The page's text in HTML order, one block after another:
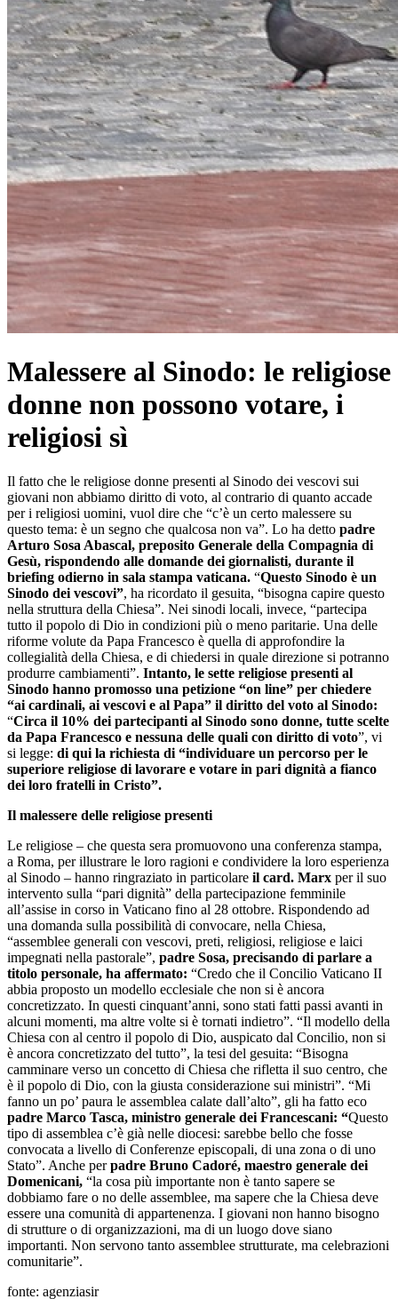
Malessere al Sinodo: le religiose
donne non possono votare, i
religiosi sì
Il fatto che le religiose donne presenti al Sinodo dei vescovi sui
giovani non abbiamo diritto di voto, al contrario di quanto accade
per i religiosi uomini, vuol dire che “c’è un certo malessere su
questo tema: è un segno che qualcosa non va”. Lo ha detto padre
Arturo Sosa Abascal, preposito Generale della Compagnia di
Gesù, rispondendo alle domande dei giornalisti, durante il
briefing odierno in sala stampa vaticana. “Questo Sinodo è un
Sinodo dei vescovi”, ha ricordato il gesuita, “bisogna capire questo
nella struttura della Chiesa”. Nei sinodi locali, invece, “partecipa
tutto il popolo di Dio in condizioni più o meno paritarie. Una delle
riforme volute da Papa Francesco è quella di approfondire la
collegialità della Chiesa, e di chiedersi in quale direzione si potranno
produrre cambiamenti”. Intanto, le sette religiose presenti al
Sinodo hanno promosso una petizione “on line” per chiedere
“ai cardinali, ai vescovi e al Papa” il diritto del voto al Sinodo:
“Circa il 10% dei partecipanti al Sinodo sono donne, tutte scelte
da Papa Francesco e nessuna delle quali con diritto di voto”, vi
si legge: di qui la richiesta di “individuare un percorso per le
superiore religiose di lavorare e votare in pari dignità a fianco
dei loro fratelli in Cristo”.
Il malessere delle religiose presenti
Le religiose – che questa sera promuovono una conferenza stampa,
a Roma, per illustrare le loro ragioni e condividere la loro esperienza
al Sinodo – hanno ringraziato in particolare il card. Marx per il suo
intervento sulla “pari dignità” della partecipazione femminile
all’assise in corso in Vaticano fino al 28 ottobre. Rispondendo ad
una domanda sulla possibilità di convocare, nella Chiesa,
“assemblee generali con vescovi, preti, religiosi, religiose e laici
impegnati nella pastorale”, padre Sosa, precisando di parlare a
titolo personale, ha affermato: “Credo che il Concilio Vaticano II
abbia proposto un modello ecclesiale che non si è ancora
concretizzato. In questi cinquant’anni, sono stati fatti passi avanti in
alcuni momenti, ma altre volte si è tornati indietro”. “Il modello della
Chiesa con al centro il popolo di Dio, auspicato dal Concilio, non si
è ancora concretizzato del tutto”, la tesi del gesuita: “Bisogna
camminare verso un concetto di Chiesa che rifletta il suo centro, che
è il popolo di Dio, con la giusta considerazione sui ministri”. “Mi
fanno un po’ paura le assemblea calate dall’alto”, gli ha fatto eco
padre Marco Tasca, ministro generale dei Francescani: “Questo
tipo di assemblea c’è già nelle diocesi: sarebbe bello che fosse
convocata a livello di Conferenze episcopali, di una zona o di uno
Stato”. Anche perpadre Bruno Cadoré, maestro generale dei
Domenicani, “la cosa più importante non è tanto sapere se
dobbiamo fare o no delle assemblee, ma sapere che la Chiesa deve
essere una comunità di appartenenza. I giovani non hanno bisogno
di strutture o di organizzazioni, ma di un luogo dove siano
importanti. Non servono tanto assemblee strutturate, ma celebrazioni
comunitarie”.
fonte: agenziasir